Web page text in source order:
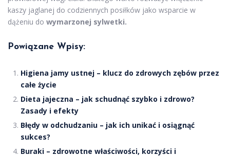
kaszy jaglanej do codziennych posiłków jako wsparcie w
dążeniu do wymarzonej sylwetki.
Powiązane Wpisy:
Higiena jamy ustnej – klucz do zdrowych zębów przez
całe życie
Dieta jajeczna – jak schudnąć szybko i zdrowo?
Zasady i efekty
Błędy w odchudzaniu – jak ich unikać i osiągnąć
sukces?
Buraki – zdrowotne właściwości, korzyści i